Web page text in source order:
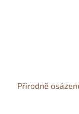
Přírodně